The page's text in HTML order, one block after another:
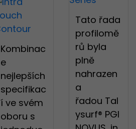
Kombinac
e
nejlepších
specifikac
í ve svém
oboru s
Tato řada
profilomě
rů byla
plně
nahrazen
a
řadou Tal
ysurf® PGI